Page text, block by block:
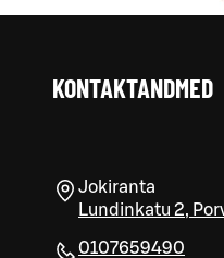
KONTAKTANDMED
Jokiranta
Lundinkatu 2,
0107659490